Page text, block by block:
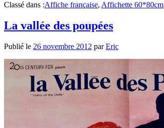
Classé dans :Affiche française, Affichette 60*80cm
La vallée des poupées
Publié le 26 novembre 2012 parEric